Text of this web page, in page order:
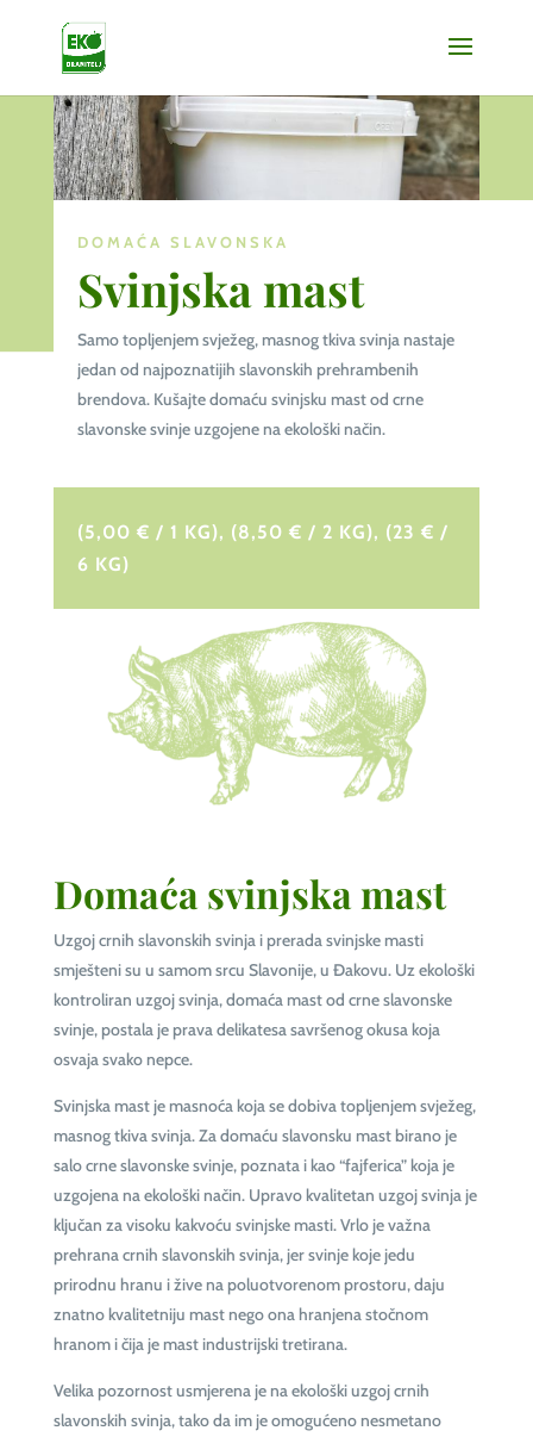
DOMAĆA SLAVONSKA
Svinjska mast
Samo topljenjem svježeg, masnog tkiva svinja nastaje
jedan od najpoznatijih slavonskih prehrambenih
brendova. Kušajte domaću svinjsku mast od crne
slavonske svinje uzgojene na ekološki način.
(5,00 € / 1 KG), (8,50 € / 2 KG), (23 € /
6 KG)
Domaća svinjska mast
Uzgoj crnih slavonskih svinja i prerada svinjske masti
smješteni su u samom srcu Slavonije, u Đakovu. Uz ekološki
kontroliran uzgoj svinja, domaća mast od crne slavonske
svinje, postala je prava delikatesa savršenog okusa koja
osvaja svako nepce.
Svinjska mast je masnoća koja se dobiva topljenjem svježeg,
masnog tkiva svinja. Za domaću slavonsku mast birano je
salo crne slavonske svinje, poznata i kao “fajferica” koja je
uzgojena na ekološki način. Upravo kvalitetan uzgoj svinja je
ključan za visoku kakvoću svinjske masti. Vrlo je važna
prehrana crnih slavonskih svinja, jer svinje koje jedu
prirodnu hranu i žive na poluotvorenom prostoru, daju
znatno kvalitetniju mast nego ona hranjena stočnom
hranom i čija je mast industrijski tretirana.
Velika pozornost usmjerena je na ekološki uzgoj crnih
slavonskih svinja, tako da im je omogućeno nesmetano